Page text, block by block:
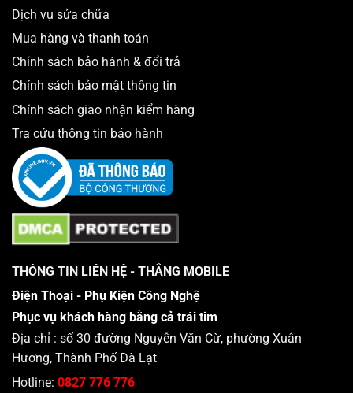
Dịch vụ sửa chữa
Mua hàng và thanh toán
Chính sách bảo hành & đổi trả
Chính sách bảo mật thông tin
Chính sách giao nhận kiểm hàng
Tra cứu thông tin bảo hành
THÔNG TIN LIÊN HỆ - THẮNG MOBILE
Điện Thoại - Phụ Kiện Công Nghệ
Phục vụ khách hàng bằng cả trái tim
Địa chỉ : số 30 đường Nguyễn Văn Cừ, phường Xuân
Hương, Thành Phố Đà Lạt
Hotline: 0827 776 776